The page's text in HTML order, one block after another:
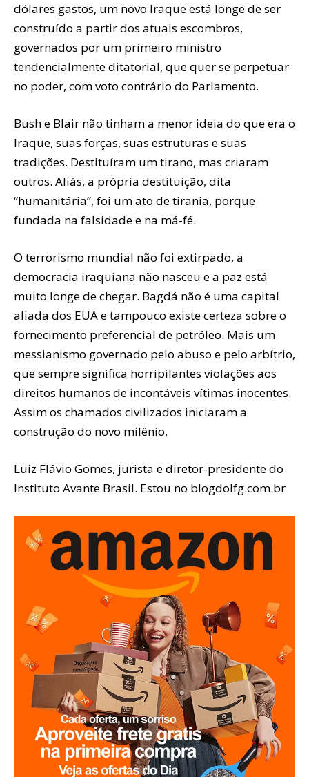
dólares gastos, um novo Iraque está longe de ser
construído a partir dos atuais escombros,
governados por um primeiro ministro
tendencialmente ditatorial, que quer se perpetuar
no poder, com voto contrário do Parlamento.
Bush e Blair não tinham a menor ideia do que era o
Iraque, suas forças, suas estruturas e suas
tradições. Destituíram um tirano, mas criaram
outros. Aliás, a própria destituição, dita
“humanitária”, foi um ato de tirania, porque
fundada na falsidade e na má-fé.
O terrorismo mundial não foi extirpado, a
democracia iraquiana não nasceu e a paz está
muito longe de chegar. Bagdá não é uma capital
aliada dos EUA e tampouco existe certeza sobre o
fornecimento preferencial de petróleo. Mais um
messianismo governado pelo abuso e pelo arbítrio,
que sempre significa horripilantes violações aos
direitos humanos de incontáveis vítimas inocentes.
Assim os chamados civilizados iniciaram a
construção do novo milênio.
Luiz Flávio Gomes, jurista e diretor-presidente do
Instituto Avante Brasil. Estou no blogdolfg.com.br